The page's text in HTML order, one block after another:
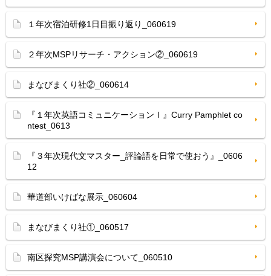
１年次宿泊研修1日目振り返り_060619
２年次MSPリサーチ・アクション②_060619
まなびまくり社②_060614
『１年次英語コミュニケーションⅠ』Curry Pamphlet co
ntest_0613
『３年次現代文マスター_評論語を日常で使おう』_0606
12
華道部いけばな展示_060604
まなびまくり社①_060517
南区探究MSP講演会について_060510